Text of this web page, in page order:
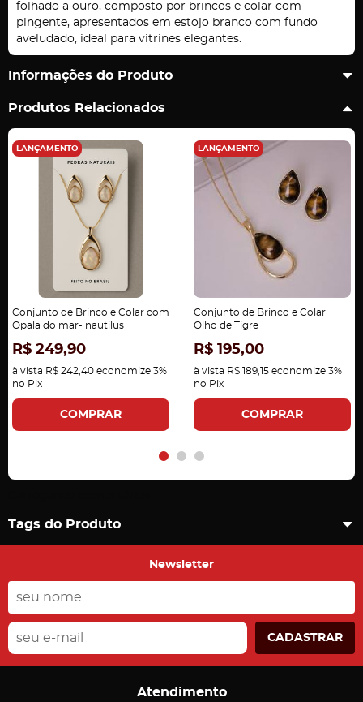
folhado a ouro, composto por brincos e colar com
pingente, apresentados em estojo branco com fundo
aveludado, ideal para vitrines elegantes.
Informações do Produto
Produtos Relacionados
LANÇAMENTO
Conjunto de Brinco e Colar com
Opala do mar- nautilus
R$ 249,90
à vista R$ 242,40 economize 3%
no Pix
COMPRAR
LANÇAMENTO
Conjunto de Brinco e Colar
Olho de Tigre
R$ 195,00
à vista R$ 189,15 economize 3%
no Pix
COMPRAR
Tags do Produto
Newsletter
CADASTRAR
Atendimento